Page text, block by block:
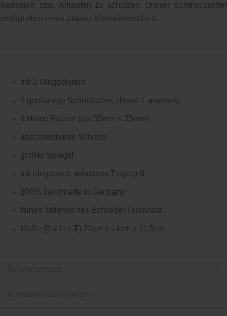
Korrosion bzw. Anlaufen zu schützen. Dieser Schmuckkoffer
verfügt über einen aktiven Korrosionsschutz.
mit 2 Ringpolstern
2 geräumige Schubfächer, davon 1 unterteilt
9 kleine Fächer (ca. 35mm x 35mm)
abschließbares Schloss
großer Spiegel
mit elegantem, robustem Tragegriff
100% handmade in Germany
feines italienisches Echtleder / schwarz
Maße (B x H x T) 22cm x 14cm x 11,5cm